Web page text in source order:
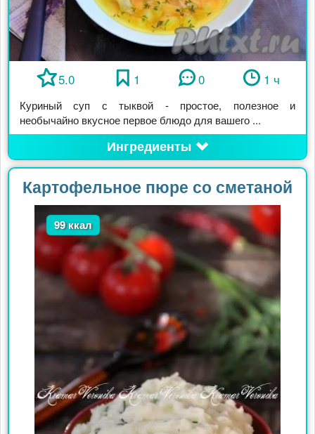
5.0 1 0 1 ч
Куриный суп с тыквой - простое, полезное и
необычайно вкусное первое блюдо для вашего ...
Ингредиенты
Картофельное пюре со сметаной
99 ккал